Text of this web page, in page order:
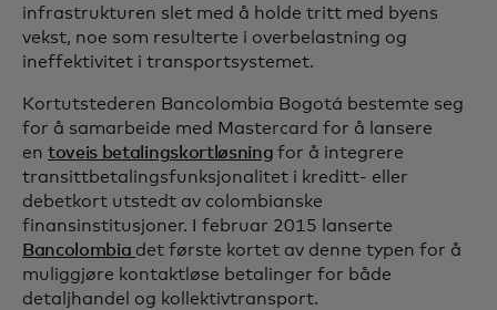
infrastrukturen slet med å holde tritt med byens
vekst, noe som resulterte i overbelastning og
ineffektivitet i transportsystemet.
Kortutstederen Bancolombia Bogotá bestemte seg
for å samarbeide med Mastercard for å lansere
en toveis betalingskortløsning for å integrere
transittbetalingsfunksjonalitet i kreditt- eller
debetkort utstedt av colombianske
finansinstitusjoner. I februar 2015 lanserte
Bancolombia det første kortet av denne typen for å
muliggjøre kontaktløse betalinger for både
detaljhandel og kollektivtransport.